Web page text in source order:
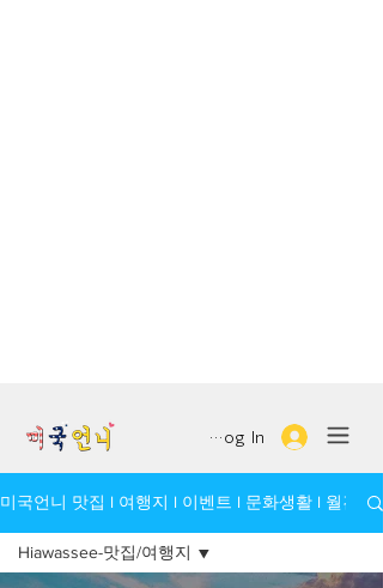
Log In
미국언니 맛집 l 여행지 l 이벤트 l 문화생활 l 월간 모
Hiawassee-맛집/여행지